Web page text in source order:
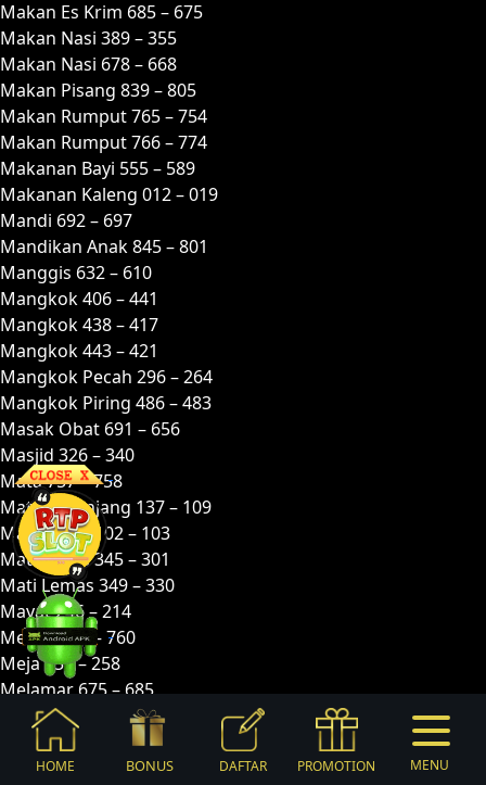
Makan Es Krim 685 – 675
Makan Nasi 389 – 355
Makan Nasi 678 – 668
Makan Pisang 839 – 805
Makan Rumput 765 – 754
Makan Rumput 766 – 774
Makanan Bayi 555 – 589
Makanan Kaleng 012 – 019
Mandi 692 – 697
Mandikan Anak 845 – 801
Manggis 632 – 610
Mangkok 406 – 441
Mangkok 438 – 417
Mangkok 443 – 421
Mangkok Pecah 296 – 264
Mangkok Piring 486 – 483
Masak Obat 691 – 656
Masjid 326 – 340
Mata 757 – 758
Mata Keranjang 137 – 109
Mata-mata 102 – 103
Mata-mata 345 – 301
Mati Lemas 349 – 330
Mayat 246 – 214
Medali 782 – 760
Meja 257 – 258
Melamar 675 – 685
Memasak 335 – 325
Membajak 488 – 467
Membawa Getah 021 – 043
HOME BONUS DAFTAR PROMOTION MENU